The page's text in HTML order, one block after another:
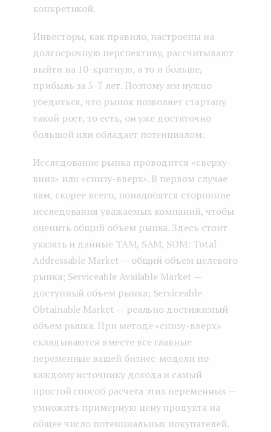
конкретикой.
Инвесторы, как правило, настроены на
долгосрочную перспективу, рассчитывают
выйти на 10-кратную, а то и больше,
прибыль за 5-7 лет. Поэтому им нужно
убедиться, что рынок позволяет стартапу
такой рост, то есть, он уже достаточно
большой или обладает потенциалом.
Исследование рынка проводится «сверху-
вниз» или «снизу-вверх». В первом случае
вам, скорее всего, понадобятся сторонние
исследования уважаемых компаний, чтобы
оценить общий объем рынка. Здесь стоит
указать и данные TAM, SAM, SOM: Total
Addressable Market — общий объем целевого
рынка; Serviceable Available Market —
доступный объем рынка; Serviceable
Obtainable Market — реально достижимый
объем рынка. При методе «снизу-вверх»
складываются вместе все главные
переменные вашей бизнес-модели по
каждому источнику дохода и самый
простой способ расчета этих переменных —
умножить примерную цену продукта на
общее число потенциальных покупателей.